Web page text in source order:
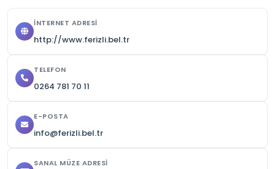
öğrenciler için faydalı olacaktır.
Öğrencilerin kale duvarlarına yazı yazmaması,
taş veya bitkilere zarar vermemesi önemlidir.
İNTERNET ADRESI
http://www.ferizli.bel.tr
TELEFON
0264 781 70 11
E-POSTA
info@ferizli.bel.tr
SANAL MÜZE ADRESI